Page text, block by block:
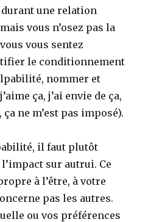
durant une relation
vous n’osez pas la
vous sentez
le conditionnement
nommer et
ça, j’ai envie de ça,
ne m’est pas imposé).
il faut plutôt
sur autrui. Ce
à l’être, à votre
pas les autres.
ou vos préférences